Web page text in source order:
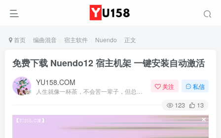
首页 编曲混音 宿主软件 Nuendo 正文
免费下载 Nuendo12 宿主机架 一键安装自动激活
YU158.COM 关注 私信
123 13